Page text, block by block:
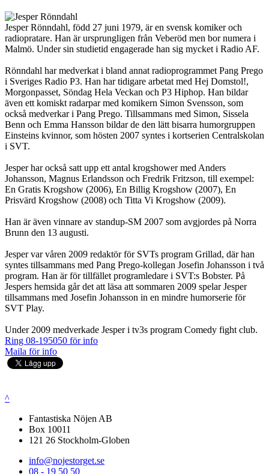
Jesper Rönndahl, född 27 juni 1979, är en svensk komiker och
radiopratare. Han är ursprungligen från Veberöd men bor numera i
Malmö. Under sin studietid engagerade han sig mycket i Radio AF.
Rönndahl har medverkat i bland annat radioprogrammet Pang Prego
i Sveriges Radio P3. Han har tidigare arbetat med Hej Domstol!,
Morgonpasset, Söndag Hela Veckan och P3 Hiphop. Han bildar
även ett komiskt radarpar med komikern Simon Svensson, som
också medverkar i Pang Prego. Tillsammans med Simon, Sissela
Benn och Emma Hansson bildar de den lätt bisarra humorgruppen
Einsteins kvinnor, som hösten 2007 syntes i kortserien Centralskolan
i SVT.
Jesper har också satt upp ett antal krogshower med Anders
Johansson, Magnus Erlandsson och Fredrik Fritzson, till exempel:
En Gratis Krogshow (2006), En Billig Krogshow (2007), En
Prisvärd Krogshow (2008) och Titta Vi Krogshow (2009).
Han är även vinnare av standup-SM 2007 som avgjordes på Norra
Brunn den 13 augusti.
Jesper var våren 2009 redaktör för SVTs program Grillad, där han
syntes tillsammans med Pang Prego-kollegan Josefin Johansson i två
program. Han är för tillfället programledare i SVT:s Bobster. På
Jespers hemsida går det att läsa att sommaren 2009 spelar Jesper
tillsammans med Josefin Johansson in en mindre humorserie för
SVT Play.
Under 2009 medverkade Jesper i tv3s program Comedy fight club.
Ring 08-195050 för info
Maila för info
^
Fantastiska Nöjen AB
Box 10011
121 26 Stockholm-Globen
info@nojestorget.se
08 - 19 50 50